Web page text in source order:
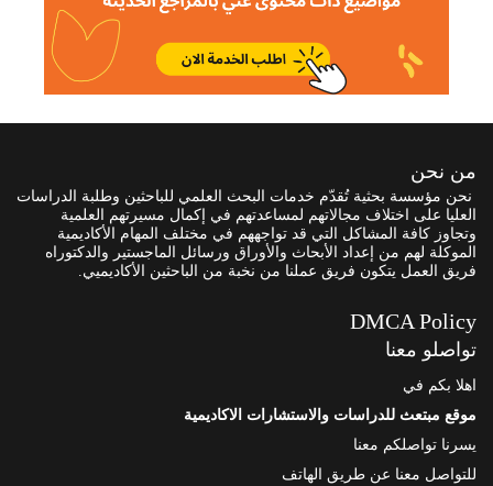
من نحن
نحن مؤسسة بحثية تُقدّم خدمات البحث العلمي للباحثين وطلبة الدراسات
العليا على اختلاف مجالاتهم لمساعدتهم في إكمال مسيرتهم العلمية
وتجاوز كافة المشاكل التي قد تواجههم في مختلف المهام الأكاديمية
الموكلة لهم من إعداد الأبحاث والأوراق ورسائل الماجستير والدكتوراه
فريق العمل يتكون فريق عملنا من نخبة من الباحثين الأكاديميي.
DMCA Policy
تواصلو معنا
اهلا بكم في
موقع مبتعث للدراسات والاستشارات الاكاديمية
يسرنا تواصلكم معنا
للتواصل معنا عن طريق الهاتف